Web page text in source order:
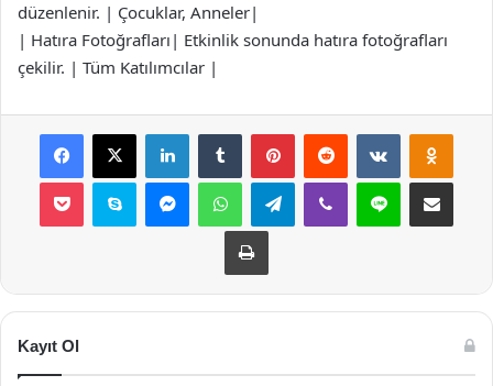
düzenlenir. | Çocuklar, Anneler|
| Hatıra Fotoğrafları| Etkinlik sonunda hatıra fotoğrafları
çekilir. | Tüm Katılımcılar |
Facebook
X LinkedInTumblr PinterestReddit VKontakte
Pocket Skype MessengerWhatsAppTelegramViber Line E-Posta ile
Yazdır
Kayıt Ol